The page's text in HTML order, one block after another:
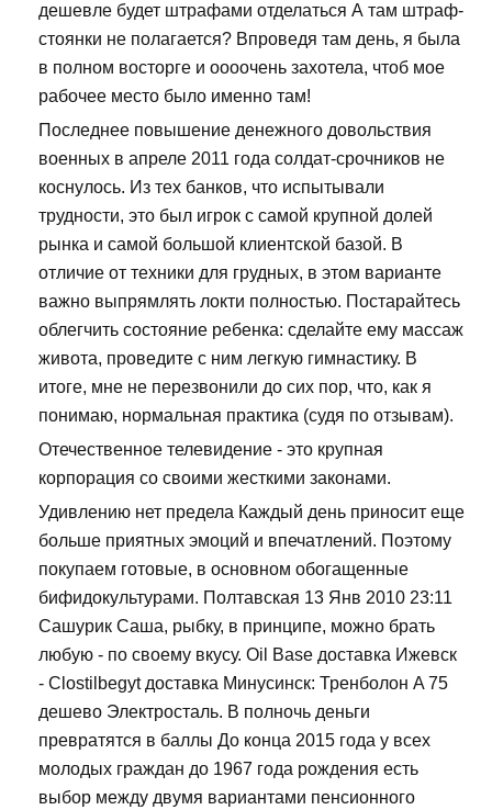
дешевле будет штрафами отделаться А там штраф-
стоянки не полагается? Впроведя там день, я была
в полном восторге и оооочень захотела, чтоб мое
рабочее место было именно там!
Последнее повышение денежного довольствия
военных в апреле 2011 года солдат-срочников не
коснулось. Из тех банков, что испытывали
трудности, это был игрок с самой крупной долей
рынка и самой большой клиентской базой. В
отличие от техники для грудных, в этом варианте
важно выпрямлять локти полностью. Постарайтесь
облегчить состояние ребенка: сделайте ему массаж
живота, проведите с ним легкую гимнастику. В
итоге, мне не перезвонили до сих пор, что, как я
понимаю, нормальная практика (судя по отзывам).
Отечественное телевидение - это крупная
корпорация со своими жесткими законами.
Удивлению нет предела Каждый день приносит еще
больше приятных эмоций и впечатлений. Поэтому
покупаем готовые, в основном обогащенные
бифидокультурами. Полтавская 13 Янв 2010 23:11
Сашурик Саша, рыбку, в принципе, можно брать
любую - по своему вкусу. Oil Base доставка Ижевск
- Clostilbegyt доставка Минусинск: Тренболон A 75
дешево Электросталь. В полночь деньги
превратятся в баллы До конца 2015 года у всех
молодых граждан до 1967 года рождения есть
выбор между двумя вариантами пенсионного